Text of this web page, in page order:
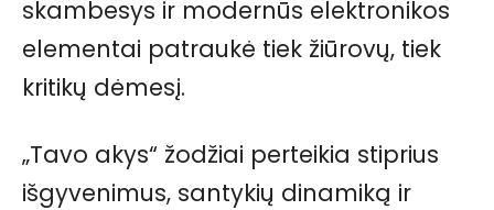
skambesys ir modernūs elektronikos
elementai patraukė tiek žiūrovų, tiek
kritikų dėmesį.
„Tavo akys“ žodžiai perteikia stiprius
išgyvenimus, santykių dinamiką ir